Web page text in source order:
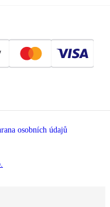
osobních údajů